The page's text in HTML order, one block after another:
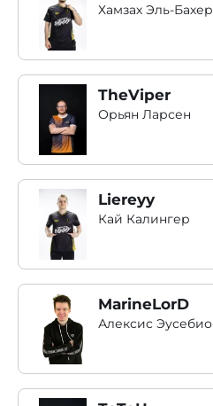
Хамзах Эль-Бахер
TheViper
Орьян Ларсен
Liereyy
Кай Калингер
MarineLorD
Алексис Эусебио